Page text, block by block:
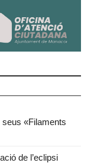
«Filaments
de l’eclipsi